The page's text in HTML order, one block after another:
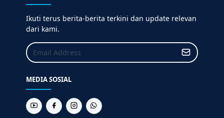
Ikuti terus berita-berita terkini dan update relevan
dari kami.
MEDIA SOSIAL